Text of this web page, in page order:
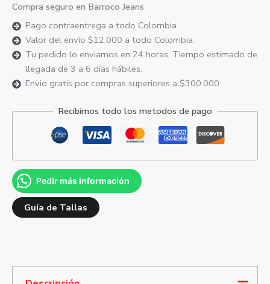
Compra seguro en Barroco Jeans
Pago contraentrega a todo Colombia.
Valor del envío $12.000 a todo Colombia.
Tu pedido lo enviamos en 24 horas. Tiempo estimado de
llegada de 3 a 6 días hábiles.
Envio gratis por compras superiores a $300.000
Recibimos todo los metodos de pago
Pedir más información
Guía de Tallas